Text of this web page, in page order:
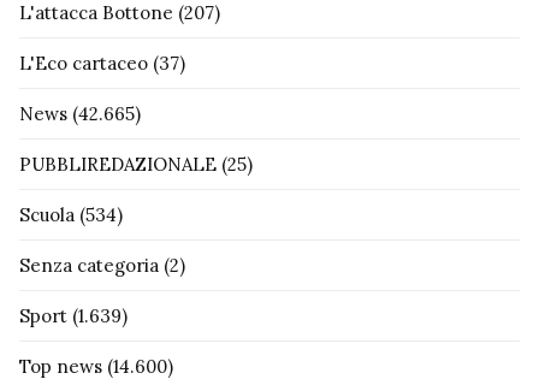
L'attacca Bottone (207)
L'Eco cartaceo (37)
News (42.665)
PUBBLIREDAZIONALE (25)
Scuola (534)
Senza categoria (2)
Sport (1.639)
Top news (14.600)